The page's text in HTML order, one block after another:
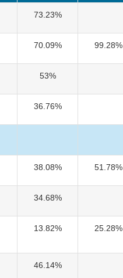
73.23%
99.28%
70.09%
53%
36.76%
51.78%
38.08%
34.68%
25.28%
13.82%
46.14%